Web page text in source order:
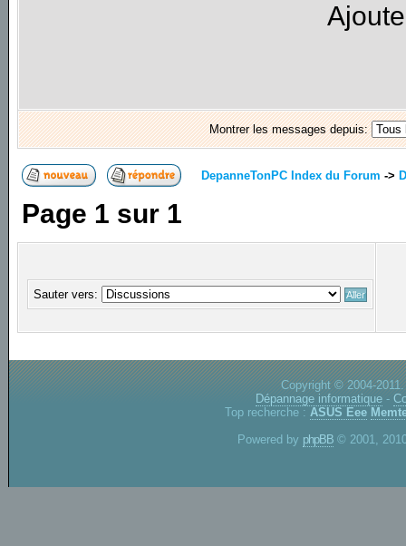
Montrer les messages depuis:
DepanneTonPC Index du Forum ->
Page 1 sur 1
Sauter vers:
Copyright © 2004-
Dépannage informatique -
Top recherche : ASUS Eee
Powered by phpBB © 2001,